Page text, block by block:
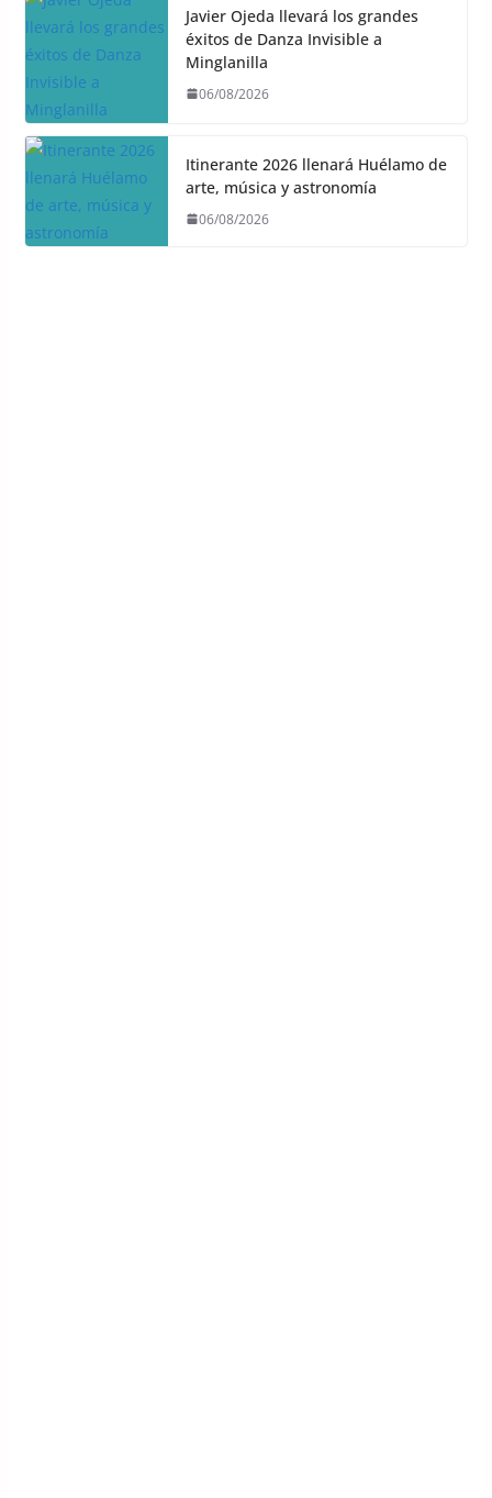
Javier Ojeda llevará los grandes
éxitos de Danza Invisible a
Minglanilla
06/08/2026
Itinerante 2026 llenará Huélamo de
arte, música y astronomía
06/08/2026